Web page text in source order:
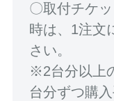
〇取付チケ
時は、1注文
さい。
※2台分以上
台分ずつ購